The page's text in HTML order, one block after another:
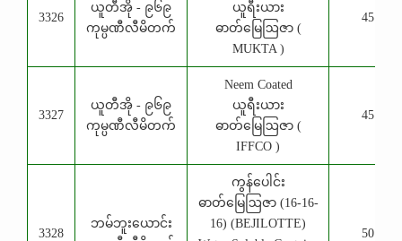
3326
ယူတီအို - ၉၆၉
ကုမ္ပဏီလီမိတက်
ယူရီးယား
ဓာတ်မြေဩဇာ (
MUKTA )
45 Kg
3327
ယူတီအို - ၉၆၉
ကုမ္ပဏီလီမိတက်
Neem Coated
ယူရီးယား
ဓာတ်မြေဩဇာ (
IFFCO )
45 Kg
3328
ဘမ်ဘူးယောင်း
ကွန်ပေါင်း
ဓာတ်မြေဩဇာ (16-16-
16) (BEJILOTTE)
50 Kg